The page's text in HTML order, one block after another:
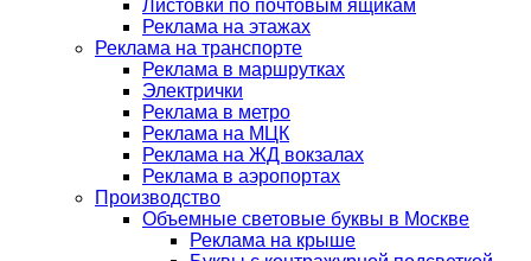
Листовки по почтовым ящикам
Реклама на этажах
Реклама на транспорте
Реклама в маршрутках
Электрички
Реклама в метро
Реклама на МЦК
Реклама на ЖД вокзалах
Реклама в аэропортах
Производство
Объемные световые буквы в Москве
Реклама на крыше